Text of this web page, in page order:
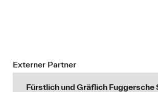
Externer Partner
Fürstlich und Gräflich